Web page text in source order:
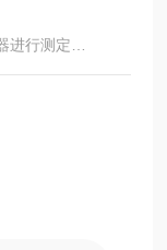
进行测定
均值显示